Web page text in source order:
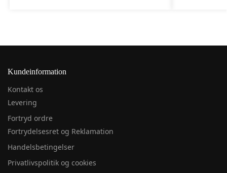
Kundeinformation
Kontakt os
Levering
Fortryd ordre
Fortrydelsesret og Reklamation
Handelsbetingelser
Privatlivspolitik og cookies